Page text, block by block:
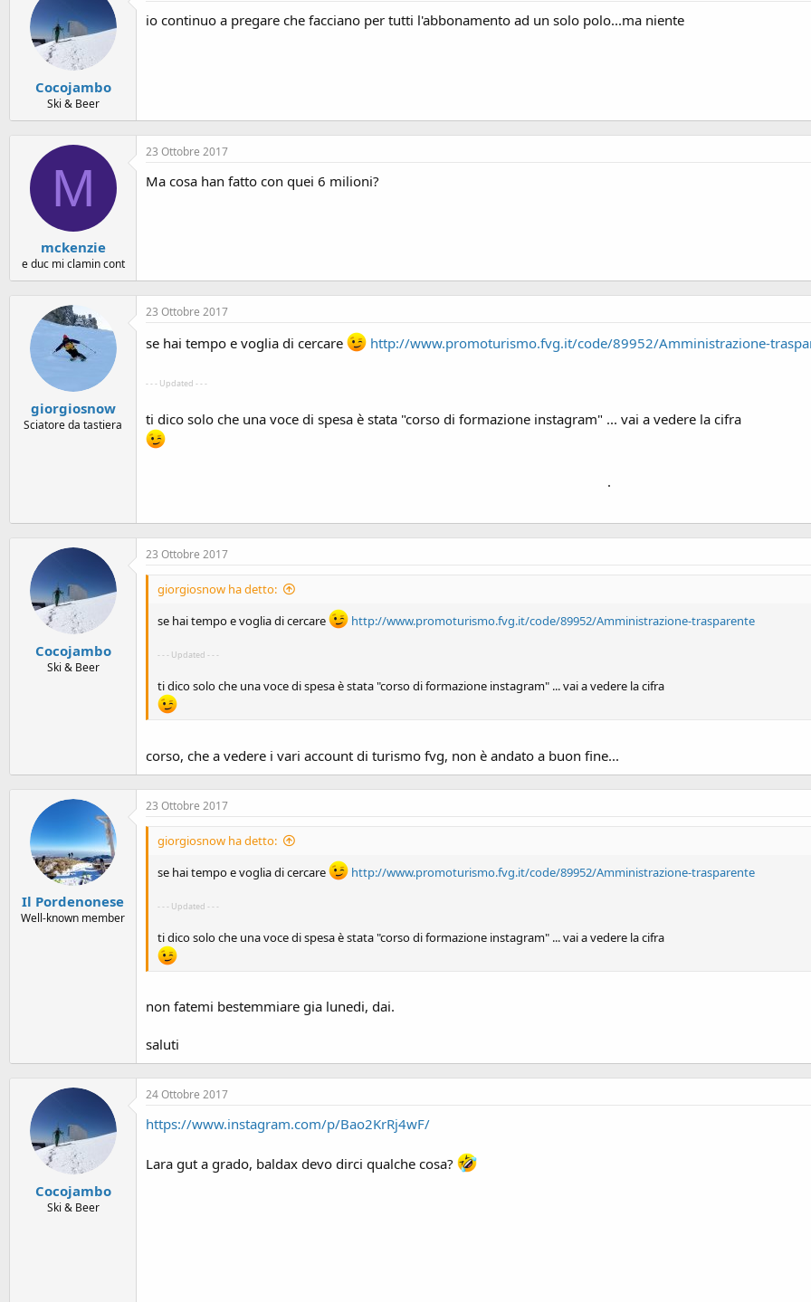
Cocojambo
Ski & Beer
io continuo a pregare che facciano per tutti l'abbonamento ad un solo polo...ma niente
M
mckenzie
e duc mi clamin cont
23 Ottobre 2017
Ma cosa han fatto con quei 6 milioni?
giorgiosnow
Sciatore da tastiera
23 Ottobre 2017
se hai tempo e voglia di cercare http://www.promoturismo.fvg.it/code/89952/Amministrazione-
- - - Updated - - -
ti dico solo che una voce di spesa è stata "corso di formazione instagram" ... vai a vedere la cifra
.
Cocojambo
Ski & Beer
23 Ottobre 2017
giorgiosnow ha detto:
se hai tempo e voglia di cercare
http://www.promoturismo.fvg.it/code/89952/Amministrazione-trasparente
- - - Updated - - -
ti dico solo che una voce di spesa è stata "corso di formazione instagram" ... vai a vedere la cifra
corso, che a vedere i vari account di turismo fvg, non è andato a buon fine...
Il Pordenonese
Well-known member
23 Ottobre 2017
giorgiosnow ha detto:
se hai tempo e voglia di cercare
http://www.promoturismo.fvg.it/code/89952/Amministrazione-trasparente
- - - Updated - - -
ti dico solo che una voce di spesa è stata "corso di formazione instagram" ... vai a vedere la cifra
non fatemi bestemmiare gia lunedi, dai.
saluti
Cocojambo
Ski & Beer
24 Ottobre 2017
https://www.instagram.com/p/Bao2KrRj4wF/
Lara gut a grado, baldax devo dirci qualche cosa?